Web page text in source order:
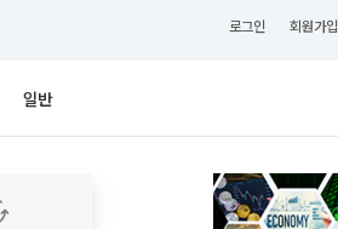
로그인 회원가입
일반